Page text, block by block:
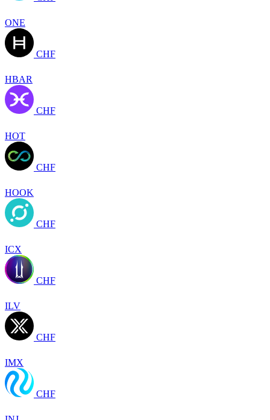
ONE
CHF
HBAR
CHF
HOT
CHF
HOOK
CHF
ICX
CHF
ILV
CHF
IMX
CHF